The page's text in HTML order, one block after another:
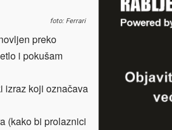
foto: Ferrari
preko
i pokušam
izraz koji označava
(kako bi prolaznici